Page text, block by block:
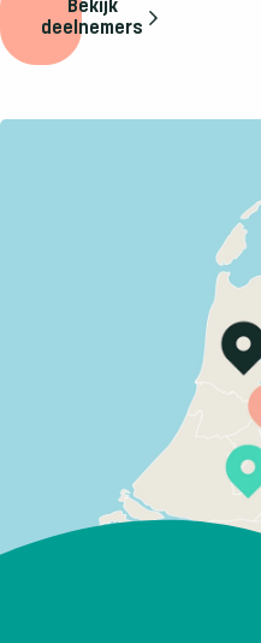
Bekijk
deelnemers